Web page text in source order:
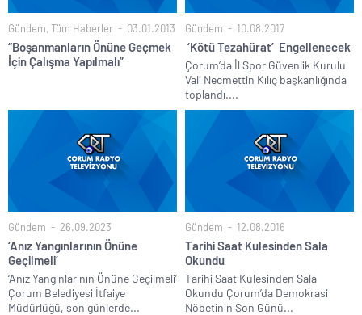
Gündem, Tüm Haberler 03.01.2013
“Boşanmanların Önüne Geçmek
İçin Çalışma Yapılmalı”
Gündem 10.08.2017
‘Kötü Tezahürat’ Engellenecek
Çorum’da İl Spor Güvenlik Kurulu
Vali Necmettin Kılıç başkanlığında
toplandı....
Gündem 26.09.2023
‘Anız Yangınlarının Önüne
Geçilmeli’
‘Anız Yangınlarının Önüne Geçilmeli’
Çorum Belediyesi İtfaiye
Müdürlüğü, son günlerde...
Gündem 12.08.2016
Tarihi Saat Kulesinden Sala
Okundu
Tarihi Saat Kulesinden Sala
Okundu Çorum’da Demokrasi
Nöbetinin Son Günü...